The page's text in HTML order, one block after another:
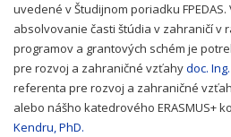
uvedené v Študijnom poriadku
absolvovanie časti štúdia v zahraničí v
programov a grantových schém je
pre rozvoj a zahraničné vzťahydoc.
referenta pre rozvoj a zahraničné
alebo nášho katedrového ERASMUS+
Kendru, PhD.